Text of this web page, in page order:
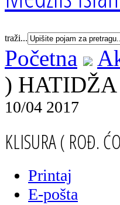
traži...
Početna
) HATIDŽA
10/04 2017
KLISURA ( ROĐ.
Printaj
E-pošta